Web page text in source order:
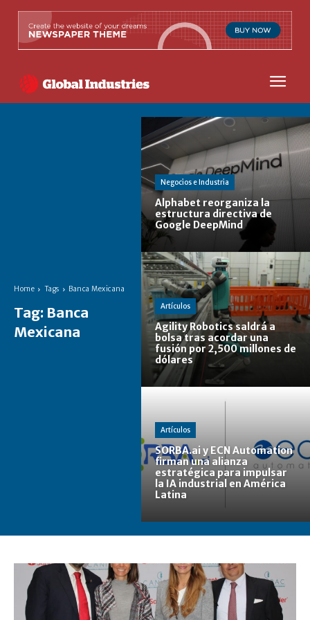
Home Tags Banca Mexicana
Tag: Banca
Mexicana
Negocios e Industria
Alphabet reorganiza la
estructura directiva de
Google DeepMind
Artículos
Agility Robotics saldrá a
bolsa tras acordar una
fusión por 2,500 millones de
dólares
Artículos
SORBA.ai y ECN Automation
firman una alianza
estratégica para impulsar
la IA industrial en América
Latina